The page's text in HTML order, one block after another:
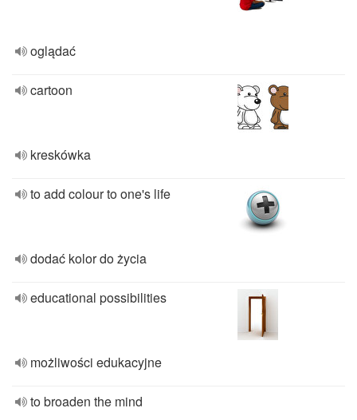
oglądać
cartoon
kreskówka
to add colour to one's life
dodać kolor do życia
educational possibilities
możliwości edukacyjne
to broaden the mind